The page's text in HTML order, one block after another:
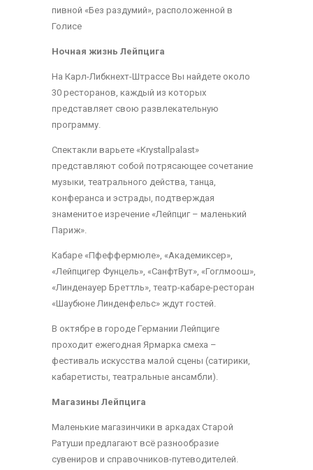
пивной «Без раздумий», расположенной в
Голисе
Ночная жизнь Лейпцига
На Карл-Либкнехт-Штрассе Вы найдете около
30 ресторанов, каждый из которых
представляет свою развлекательную
программу.
Спектакли варьете «Krystallpalast»
представляют собой потрясающее сочетание
музыки, театрального действа, танца,
конферанса и эстрады, подтверждая
знаменитое изречение «Лейпциг – маленький
Париж».
Кабаре «Пфеффермюле», «Академиксер»,
«Лейпцигер Фунцель», «СанфтВут», «Гоглмоош»,
«Линденауер Бреттль», театр-кабаре-ресторан
«Шаубюне Линденфельс» ждут гостей.
В октябре в городе Германии Лейпциге
проходит ежегодная Ярмарка смеха –
фестиваль искусства малой сцены (сатирики,
кабаретисты, театральные ансамбли).
Магазины Лейпцига
Маленькие магазинчики в аркадах Старой
Ратуши предлагают всё разнообразие
сувениров и справочников-путеводителей.